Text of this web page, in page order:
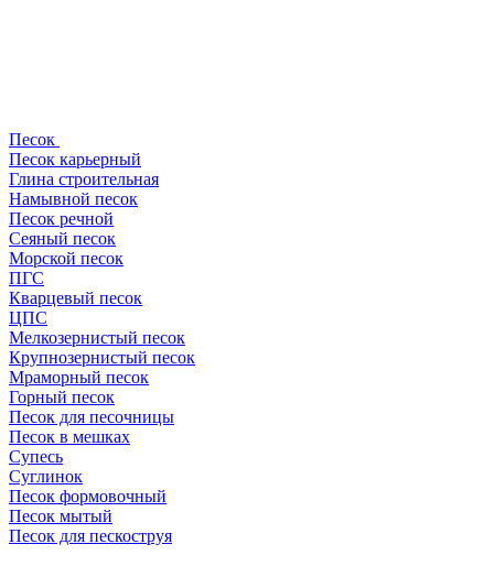
Песок
Песок карьерный
Глина строительная
Намывной песок
Песок речной
Сеяный песок
Морской песок
ПГС
Кварцевый песок
ЦПС
Мелкозернистый песок
Крупнозернистый песок
Мраморный песок
Горный песок
Песок для песочницы
Песок в мешках
Супесь
Суглинок
Песок формовочный
Песок мытый
Песок для пескоструя